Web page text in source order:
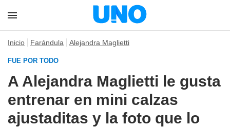
Inicio Farándula Alejandra Maglietti
FUE POR TODO
A Alejandra Maglietti le gusta
entrenar en mini calzas
ajustaditas y la foto que lo